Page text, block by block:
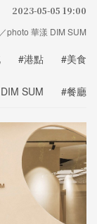
2023-05-05 19:00
photo 華漾 DIM SUM
#港點 #美食
SUM #餐廳